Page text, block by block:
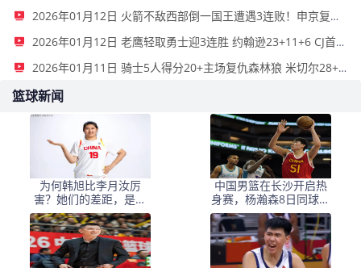
2026年01月12日 火箭不敌西部倒一国王遭遇3连败！申京复出19+9 阿门31+13+6
2026年01月12日 老鹰轻取勇士迎3连胜 约翰逊23+11+6 CJ首秀12分 库里31+5
2026年01月11日 骑士5人得分20+主场复仇森林狼 米切尔28+8 爱德华兹25+5
篮球新闻
为何韩旭比李月汝厉
害？她们的差距，是张
子宇选秀顺位暴跌的原
因
中国男篮在长沙开启热
身赛，杨瀚森8日同球队
会合